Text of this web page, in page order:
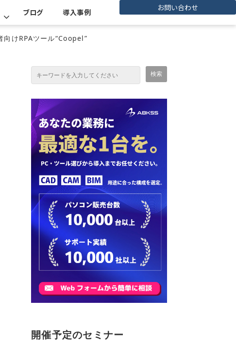
ブログ 導入事例
お問い合わせ
向けRPAツール“Coopel”
開催予定のセミナー